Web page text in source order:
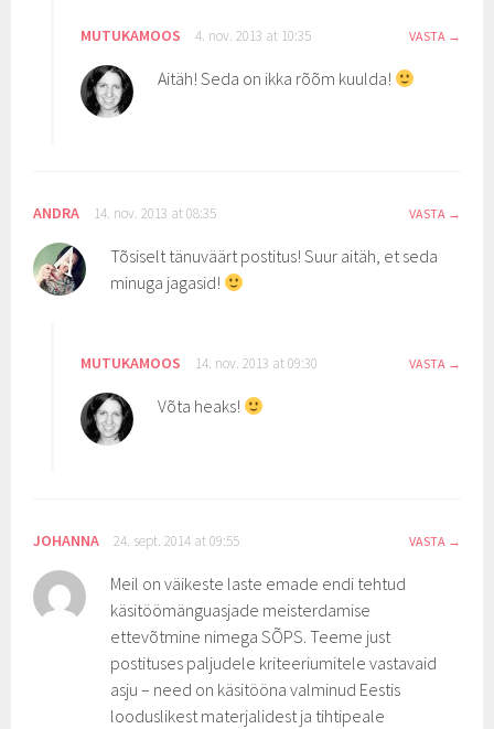
MUTUKAMOOS 4. nov. 2013 at 10:35 VASTA
Aitäh! Seda on ikka rõõm kuulda!
ANDRA 14. nov. 2013 at 08:35 VASTA
Tõsiselt tänuväärt postitus! Suur aitäh, et seda
minuga jagasid!
MUTUKAMOOS 14. nov. 2013 at 09:30 VASTA
Võta heaks!
JOHANNA 24. sept. 2014 at 09:55 VASTA
Meil on väikeste laste emade endi tehtud
käsitöömänguasjade meisterdamise
ettevõtmine nimega SÕPS. Teeme just
postituses paljudele kriteeriumitele vastavaid
asju – need on käsitööna valminud Eestis
looduslikest materjalidest ja tihtipeale